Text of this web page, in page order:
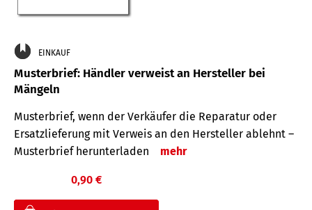
EINKAUF
Musterbrief: Händler verweist an Hersteller bei
Mängeln
Musterbrief, wenn der Verkäufer die Reparatur oder
Ersatzlieferung mit Verweis an den Hersteller ablehnt –
Musterbrief herunterladen
mehr
0,90 €